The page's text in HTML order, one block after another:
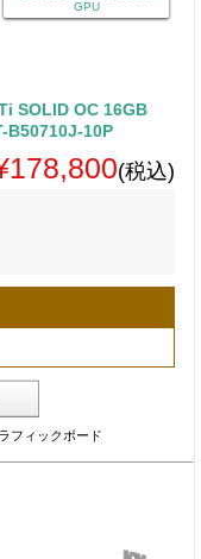
GPU
SOLID OC 16GB
B50710J-10P
(税込)
フィックボード